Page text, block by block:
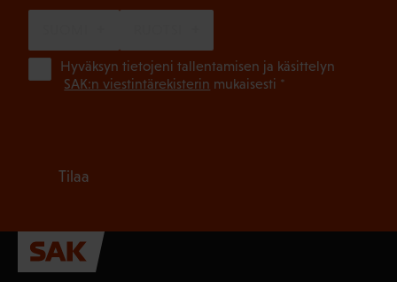
Hyväksyn tietojeni tallentamisen ja käsittelyn
SAK:n viestintärekisterin mukaisesti *
Tilaa